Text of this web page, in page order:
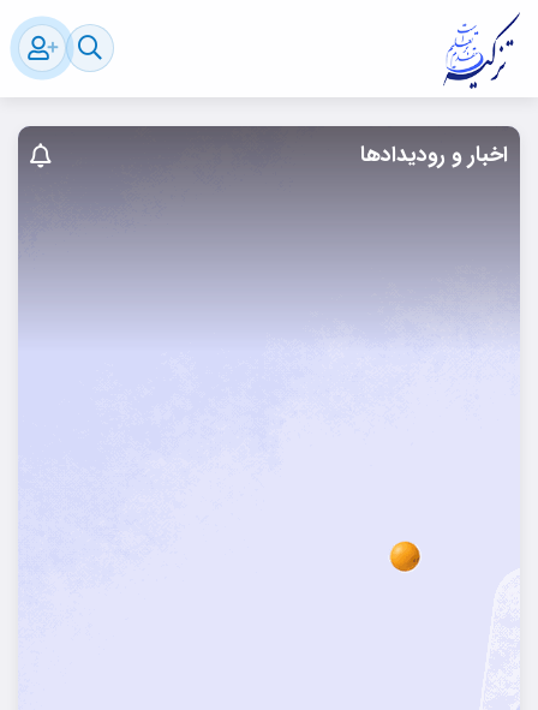
اخبار و رودیدادها